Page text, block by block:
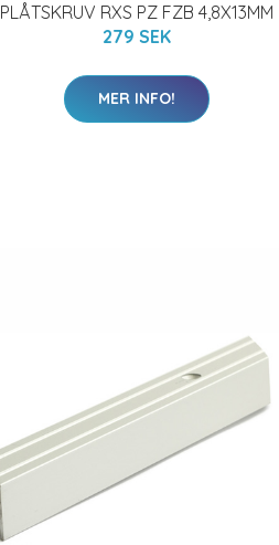
PLÅTSKRUV RXS PZ FZB 4,8X13MM
279 SEK
MER INFO!